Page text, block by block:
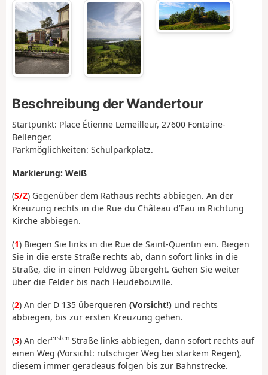
Beschreibung der Wandertour
Startpunkt: Place Étienne Lemeilleur, 27600 Fontaine-
Bellenger.
Parkmöglichkeiten: Schulparkplatz.
Markierung: Weiß
(S/Z) Gegenüber dem Rathaus rechts abbiegen. An der
Kreuzung rechts in die Rue du Château d’Eau in Richtung
Kirche abbiegen.
(1) Biegen Sie links in die Rue de Saint-Quentin ein. Biegen
Sie in die erste Straße rechts ab, dann sofort links in die
Straße, die in einen Feldweg übergeht. Gehen Sie weiter
über die Felder bis nach Heudebouville.
(2) An der D 135 überqueren (Vorsicht!) und rechts
abbiegen, bis zur ersten Kreuzung gehen.
(3) An derersten Straße links abbiegen, dann sofort rechts auf
einen Weg (Vorsicht: rutschiger Weg bei starkem Regen),
diesem immer geradeaus folgen bis zur Bahnstrecke.